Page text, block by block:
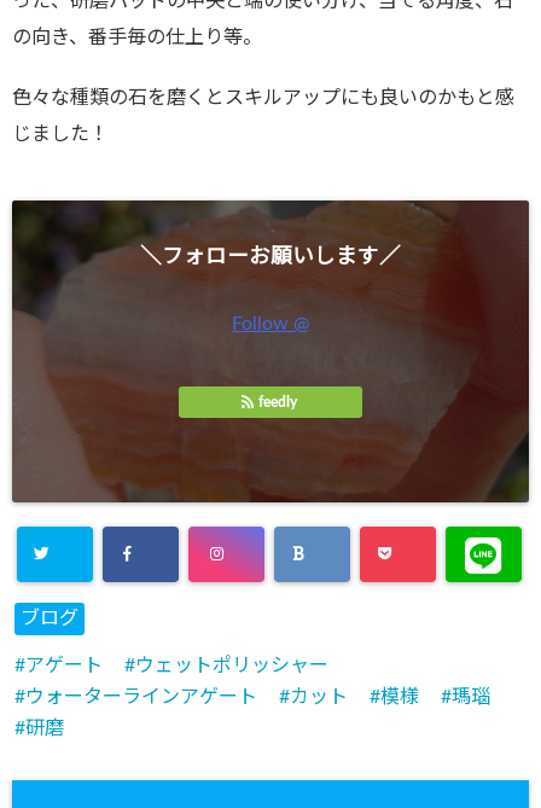
の向き、番手毎の仕上り等。
色々な種類の石を磨くとスキルアップにも良いのかもと感
じました！
＼フォローお願いします／
Follow @
feedly
ブログ
アゲート
ウェットポリッシャー
ウォーターラインアゲート
カット 模様
瑪瑙
研磨